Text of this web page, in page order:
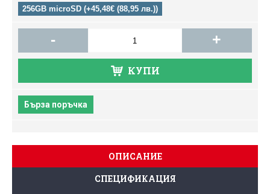
256GB microSD (+45,48€ (88,95 лв.))
- +
КУПИ
Бърза поръчка
ОПИСАНИЕ
СПЕЦИФИКАЦИЯ